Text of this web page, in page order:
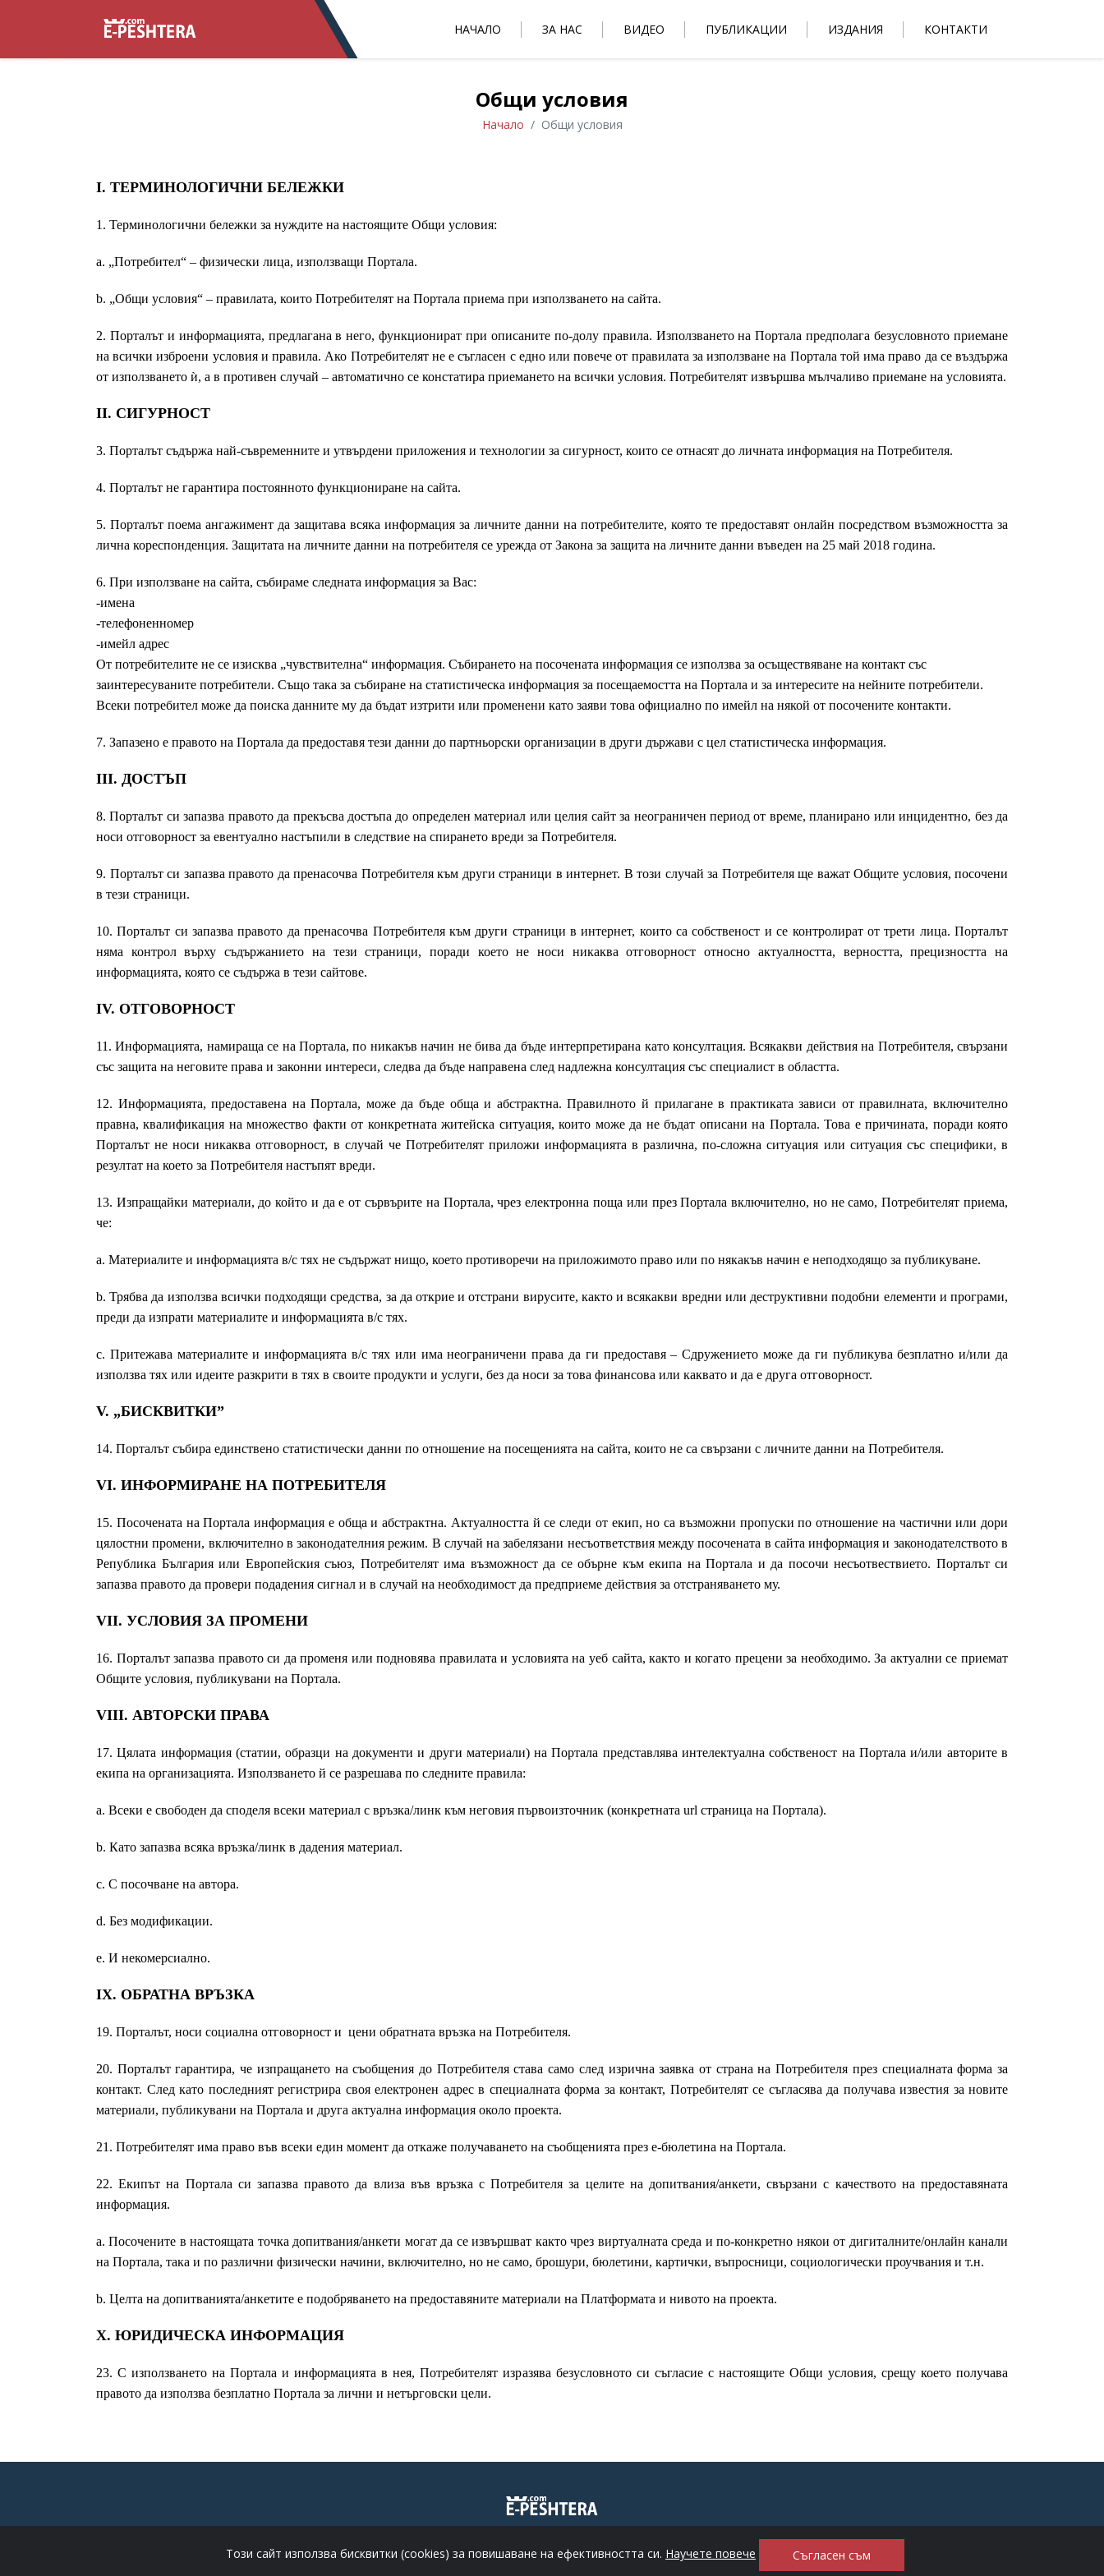
НАЧАЛО ЗА НАС ВИДЕО ПУБЛИКАЦИИ ИЗДАНИЯ КОНТАКТИ
Общи условия
Начало Общи условия
I. ТЕРМИНОЛОГИЧНИ БЕЛЕЖКИ
1 . Терминологични бележки за нуждите на настоящите Общи условия:
a. „Потребител“ – физически лица, използващи Портала.
b. „Общи условия“ – правилата, които Потребителят на Портала приема при използването на сайта.
2. Порталът и информацията, предлагана в него, функционират при описаните по-долу правила. Използването на Портала предполага безусловното приемане
на всички изброени условия и правила. Aко Потребителят не е съгласен с едно или повече от правилата за използване на Портала той има право да се въздържа
от използването ѝ, а в противен случай – автоматично се констатира приемането на всички условия. Потребителят извършва мълчаливо приемане на условията.
II. СИГУРНОСТ
3. Порталът съдържа най-съвременните и утвърдени приложения и технологии за сигурност, които се отнасят до личната информация на Потребителя.
4. Порталът не гарантира постоянното функциониране на сайта.
5. Порталът поема ангажимент да защитава всяка информация за личните данни на потребителите, която те предоставят онлайн посредством възможността за
лична кореспонденция. Защитата на личните данни на потребителя се урежда от Закона за защита на личните данни въведен на 25 май 2018 година.
6. При използване на сайта, събираме следната информация за Вас:
-имена
-телефоненномер
-имейл адрес
От потребителите не се изисква „чувствителна“ информация. Събирането на посочената информация се използва за осъществяване на контакт със
заинтересуваните потребители. Също така за събиране на статистическа информация за посещаемостта на Портала и за интересите на нейните потребители.
Всеки потребител може да поиска данните му да бъдат изтрити или променени като заяви това официално по имейл на някой от посочените контакти.
7. Запазено е правото на Портала да предоставя тези данни до партньорски организации в други държави с цел статистическа информация.
III. ДОСТЪП
8. Порталът си запазва правото да прекъсва достъпа до определен материал или целия сайт за неограничен период от време, планирано или инцидентно, без да
носи отговорност за евентуално настъпили в следствие на спирането вреди за Потребителя.
9. Порталът си запазва правото да пренасочва Потребителя към други страници в интернет. В този случай за Потребителя ще важат Общите условия, посочени
в тези страници.
10. Порталът си запазва правото да пренасочва Потребителя към други страници в интернет, които са собственост и се контролират от трети лица. Порталът
няма контрол върху съдържанието на тези страници, поради което не носи никаква отговорност относно актуалността, верността, прецизността на
информацията, която се съдържа в тези сайтове.
IV. ОТГОВОРНОСТ
11. Информацията, намираща се на Портала, по никакъв начин не бива да бъде интерпретирана като консултация. Всякакви действия на Потребителя, свързани
със защита на неговите права и законни интереси, следва да бъде направена след надлежна консултация със специалист в областта.
12. Информацията, предоставена на Портала, може да бъде обща и абстрактна. Правилното й прилагане в практиката зависи от правилната, включително
правна, квалификация на множество факти от конкретната житейска ситуация, които може да не бъдат описани на Портала. Това е причината, поради която
Порталът не носи никаква отговорност, в случай че Потребителят приложи информацията в различна, по-сложна ситуация или ситуация със специфики, в
резултат на което за Потребителя настъпят вреди.
13. Изпращайки материали, до който и да е от сървърите на Портала, чрез електронна поща или през Портала включително, но не само, Потребителят приема,
че:
a. Материалите и информацията в/с тях не съдържат нищо, което противоречи на приложимото право или по някакъв начин е неподходящо за публикуване.
b. Трябва да използва всички подходящи средства, за да открие и отстрани вирусите, както и всякакви вредни или деструктивни подобни елементи и програми,
преди да изпрати материалите и информацията в/с тях.
c. Притежава материалите и информацията в/с тях или има неограничени права да ги предоставя – Сдружението може да ги публикува безплатно и/или да
използва тях или идеите разкрити в тях в своите продукти и услуги, без да носи за това финансова или каквато и да е друга отговорност.
V. „БИСКВИТКИ”
14. Порталът събира единствено статистически данни по отношение на посещенията на сайта, които не са свързани с личните данни на Потребителя.
VI. ИНФОРМИРАНЕ НА ПОТРЕБИТЕЛЯ
15. Посочената на Портала информация е обща и абстрактна. Актуалността й се следи от екип, но са възможни пропуски по отношение на частични или дори
цялостни промени, включително в законодателния режим. В случай на забелязани несъответствия между посочената в сайта информация и законодателството в
Република България или Европейския съюз, Потребителят има възможност да се обърне към екипа на Портала и да посочи несъотвествието. Порталът си
запазва правото да провери подадения сигнал и в случай на необходимост да предприеме действия за отстраняването му.
VII. УСЛОВИЯ ЗА ПРОМЕНИ
16. Порталът запазва правото си да променя или подновява правилата и условията на уеб сайта, както и когато прецени за необходимо. За актуални се приемат
Общите условия, публикувани на Портала.
VIII. АВТОРСКИ ПРАВА
17. Цялата информация (статии, образци на документи и други материали) на Портала представлява интелектуална собственост на Портала и/или авторите в
екипа на организацията. Използването й се разрешава по следните правила:
a. Всеки е свободен да споделя всеки материал с връзка/линк към неговия първоизточник (конкретната url страница на Портала).
b. Като запазва всяка връзка/линк в дадения материал.
c. С посочване на автора.
d. Без модификации.
e. И некомерсиално.
IX. ОБРАТНА ВРЪЗКА
19. Порталът, носи социална отговорност и цени обратната връзка на Потребителя.
20. Порталът гарантира, че изпращането на съобщения до Потребителя става само след изрична заявка от страна на Потребителя през специалната форма за
контакт. След като последният регистрира своя електронен адрес в специалната форма за контакт, Потребителят се съгласява да получава известия за новите
материали, публикувани на Портала и друга актуална информация около проекта.
21. Потребителят има право във всеки един момент да откаже получаването на съобщенията през е-бюлетина на Портала.
22. Екипът на Портала си запазва правото да влиза във връзка с Потребителя за целите на допитвания/анкети, свързани с качеството на предоставяната
информация.
a. Посочените в настоящата точка допитвания/анкети могат да се извършват както чрез виртуалната среда и по-конкретно някои от дигиталните/онлайн канали
на Портала, така и по различни физически начини, включително, но не само, брошури, бюлетини, картички, въпросници, социологически проучвания и т.н.
b. Целта на допитванията/анкетите е подобряването на предоставяните материали на Платформата и нивото на проекта.
X. ЮРИДИЧЕСКА ИНФОРМАЦИЯ
23. С използването на Портала и информацията в нея, Потребителят изразява безусловното си съгласие с настоящите Общи условия, срещу което получава
правото да използва безплатно Портала за лични и нетърговски цели.
ЗА НАС ВИДЕО ПУБЛИКАЦИИ ИЗДАНИЯ КОНТАКТИ ОБЩИ УСЛОВИЯ ПОЛИТИКА ЗА ПОВЕРИТЕЛНОСТ
Този сайт използва бисквитки (cookies) за повишаване на ефективността си. Научете повече Съгласен съм